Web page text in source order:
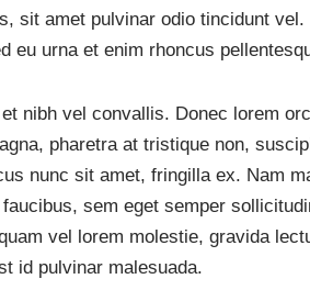
sit amet pulvinar odio tincidunt
eu urna et enim rhoncus
nibh vel convallis. Donec lorem
pharetra at tristique non,
nunc sit amet, fringilla ex. Nam
sem eget semper
vel lorem molestie, gravida
id pulvinar malesuada.